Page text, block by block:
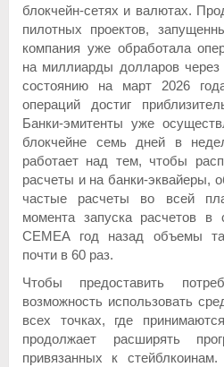
блокчейн-сетях и валютах.
пилотных проектов,
компания уже обработала
на миллиарды долларов
состоянию на март 2026
операций достиг
Банки-эмитенты уже
блокчейне семь дней в
работает над тем, чтобы
расчеты и на банки-эквайеры,
частые расчеты во всей
момента запуска расчетов в
CEMEA год назад объемы
почти в 60 раз.
Чтобы предоставить
возможность использовать
всех точках, где
продолжает расширять
привязанных к